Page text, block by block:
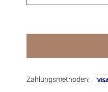
Zahlungsmethoden: